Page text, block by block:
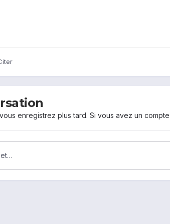
enregistrez plus tard. Si vous avez un compte,